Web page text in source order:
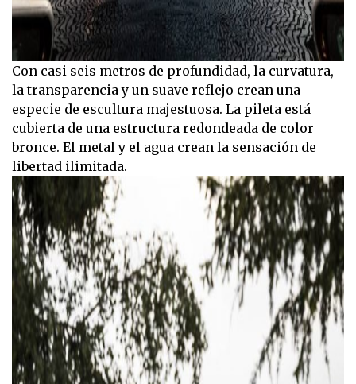
Con casi seis metros de profundidad, la curvatura,
la transparencia y un suave reflejo crean una
especie de escultura majestuosa. La pileta está
cubierta de una estructura redondeada de color
bronce. El metal y el agua crean la sensación de
libertad ilimitada.